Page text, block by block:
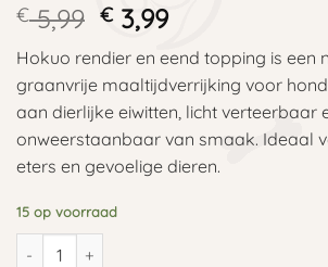
€5,99 Oorspronkelijke
prijs
was:
€ 5,99.
€3,99Huidige
prijs
is:
€ 3,99.
Hokuo rendier en eend topping is een
graanvrije maaltijdverrijking voor
aan dierlijke eiwitten, licht verteerbaar
onweerstaanbaar van smaak. Ideaal
eters en gevoelige dieren.
15 op voorraad
Hokuo rendier en eend topping aantal